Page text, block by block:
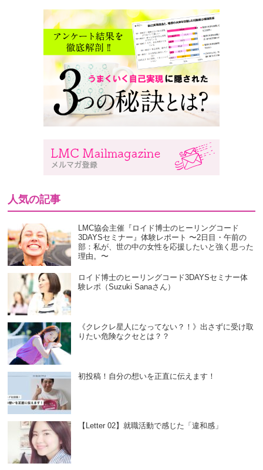
人気の記事
LMC協会主催『ロイド博士のヒーリングコード
3DAYSセミナー』体験レポート 〜2日目・午前の
部：私が、世の中の女性を応援したいと強く思った
理由。〜
ロイド博士のヒーリングコード3DAYSセミナー体
験レポ（Suzuki Sanaさん）
《クレクレ星人になってない？！》出さずに受け取
りたい危険なクセとは？？
初投稿！自分の想いを正直に伝えます！
【Letter 02】就職活動で感じた「違和感」